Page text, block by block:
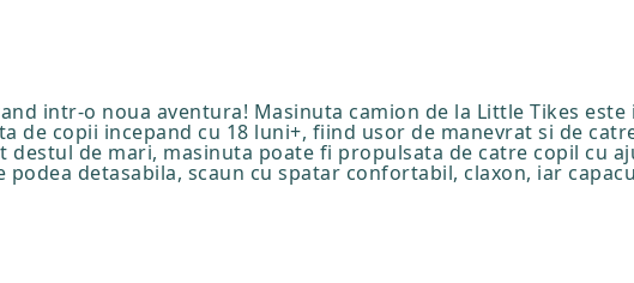
intr-o noua aventura! Masinuta camion de la Little Tikes
de copii incepand cu 18 luni+, fiind usor de manevrat si de
destul de mari, masinuta poate fi propulsata de catre copil cu
detasabila, scaun cu spatar confortabil, claxon, iar